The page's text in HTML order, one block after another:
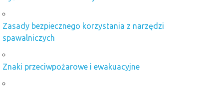
Zasady bezpiecznego korzystania z narzędzi
spawalniczych
Znaki przeciwpożarowe i ewakuacyjne